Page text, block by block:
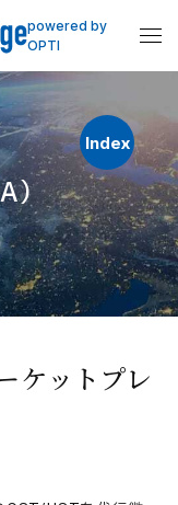
powered by
OPTI
）
ケットプレ
Index